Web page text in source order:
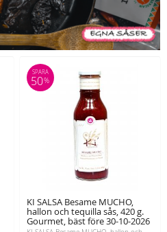
KI SALSA Besame MUCHO,
hallon och tequilla sås, 420 g.
Gourmet, bäst före 30-10-2026
SPARA
50%